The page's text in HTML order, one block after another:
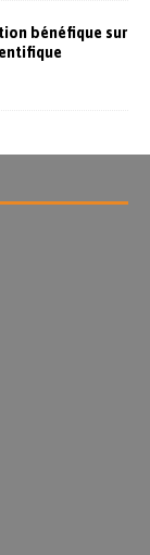
bénéfique sur